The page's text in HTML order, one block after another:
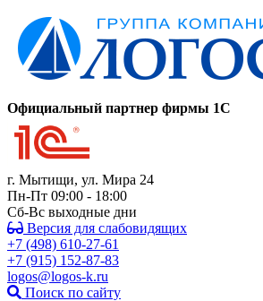
Официальный партнер фирмы 1C
г. Мытищи, ул. Мира 24
Пн-Пт 09:00 - 18:00
Сб-Вс выходные дни
Версия для слабовидящих
+7 (498) 610-27-61
+7 (915) 152-87-83
logos@logos-k.ru
Поиск по сайту